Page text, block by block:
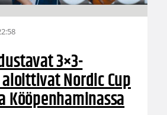
3×3-
Nordic Cup
Kööpenhaminassa